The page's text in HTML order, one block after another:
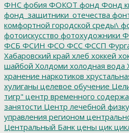
ФНС фобия ФОКОТ фонд Фонд
фонд_защитники_отечества
комфортной городской среды\
фотоискусство фотохудожники
ФСБ ФСИН ФСО ФСС ФССП
Хабаровский край хлеб хоккей
шайбой Холдоми холодная вода
хранение наркотиков
хулиганы целевое обучение
тигр" центр временного
занятости Центр лечебной
управления регионом
Центральный Банк цены цик